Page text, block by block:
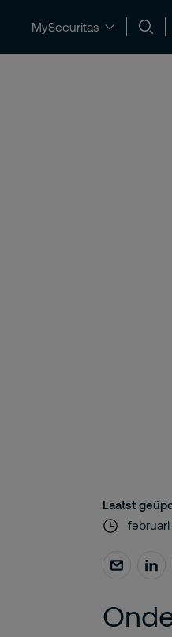
MySecuritas
Contact en
Laatst
februari